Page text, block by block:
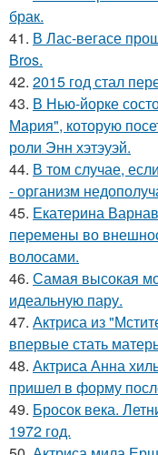
брак.
41. В Лас-вегасе
Bros.
42. 2015 год стал
43. В Нью-йорке
Мария", которую
роли Энн хэтэуэй.
44. В том случае,
- организм
45. Екатерина
перемены во
волосами.
46. Самая высокая
идеальную пару.
47. Актриса из
впервые стать
48. Актриса Анна
пришел в форму
49. Бросок века.
1972 год.